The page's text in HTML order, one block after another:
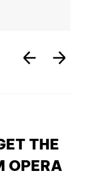
THE
OPERA